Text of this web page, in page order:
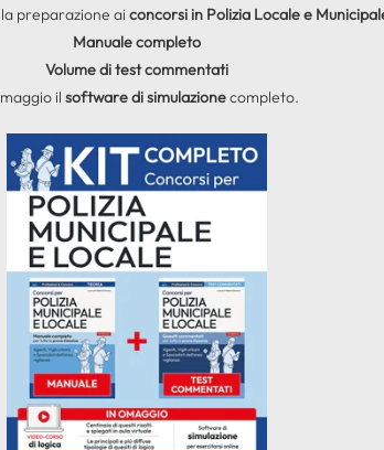
preparazione ai concorsi in Polizia Locale e
Manuale completo
Volume di test commentati
il software di simulazionecompleto.